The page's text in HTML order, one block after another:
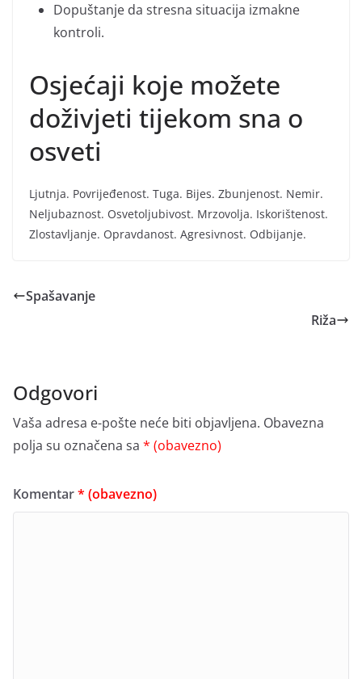
Dopuštanje da stresna situacija izmakne
kontroli.
Osjećaji koje možete
doživjeti tijekom sna o
osveti
Ljutnja. Povrijeđenost. Tuga. Bijes. Zbunjenost. Nemir.
Neljubaznost. Osvetoljubivost. Mrzovolja. Iskorištenost.
Zlostavljanje. Opravdanost. Agresivnost. Odbijanje.
Spašavanje
Riža
Odgovori
Vaša adresa e-pošte neće biti objavljena. Obavezna
polja su označena sa * (obavezno)
Komentar* (obavezno)